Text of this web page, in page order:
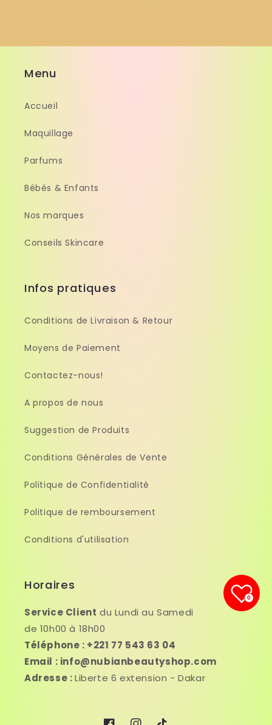
Menu
Accueil
Maquillage
Parfums
Bébés & Enfants
Nos marques
Conseils Skincare
Infos pratiques
Conditions de Livraison & Retour
Moyens de Paiement
Contactez-nous!
A propos de nous
Suggestion de Produits
Conditions Générales de Vente
Politique de Confidentialitè
Politique de remboursement
Conditions d'utilisation
Horaires
Service Client du Lundi au Samedi
de 10h00 à 18h00
Téléphone : +221 77 543 63 04
Email : info@nubianbeautyshop.com
Adresse :Liberte 6 extension - Dakar
0